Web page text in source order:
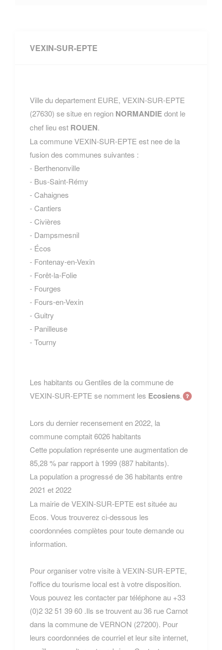
VEXIN-SUR-EPTE
Ville du departement EURE, VEXIN-SUR-EPTE
(27630) se situe en region NORMANDIEdont le
chef lieu est ROUEN.
La commune VEXIN-SUR-EPTE est nee de la
fusion des communes suivantes :
- Berthenonville
- Bus-Saint-Rémy
- Cahaignes
- Cantiers
- Civières
- Dampsmesnil
- Écos
- Fontenay-en-Vexin
- Forêt-la-Folie
- Fourges
- Fours-en-Vexin
- Guitry
- Panilleuse
- Tourny
Les habitants ou Gentiles de la commune de
VEXIN-SUR-EPTE se nomment les Ecosiens.
Lors du dernier recensement en 2022, la
commune comptait 6026 habitants
Cette population représente une augmentation de
85,28 % par rapport à 1999 (887 habitants).
La population a progressé de 36 habitants entre
2021 et 2022
La mairie de VEXIN-SUR-EPTE est située au
Ecos. Vous trouverez ci-dessous les
coordonnées complètes pour toute demande ou
information.
Pour organiser votre visite à VEXIN-SUR-EPTE,
l'office du tourisme local est à votre disposition.
Vous pouvez les contacter par téléphone au +33
(0)2 32 51 39 60 .Ils se trouvent au 36 rue Carnot
dans la commune de VERNON (27200). Pour
leurs coordonnées de courriel et leur site internet,